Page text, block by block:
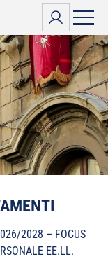
2028 – FOCUS
EE.LL.